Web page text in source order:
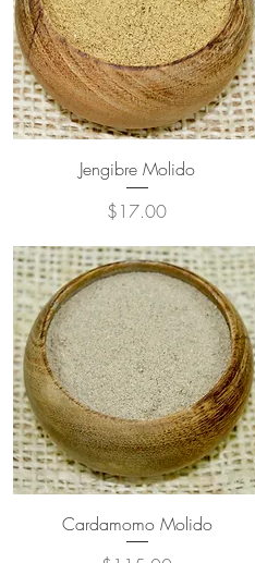
Jengibre Molido
Precio
$17.00
Cardamomo Molido